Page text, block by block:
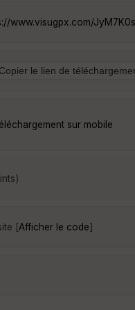
www.visugpx.com/
sur mobile
[Afficher le code]